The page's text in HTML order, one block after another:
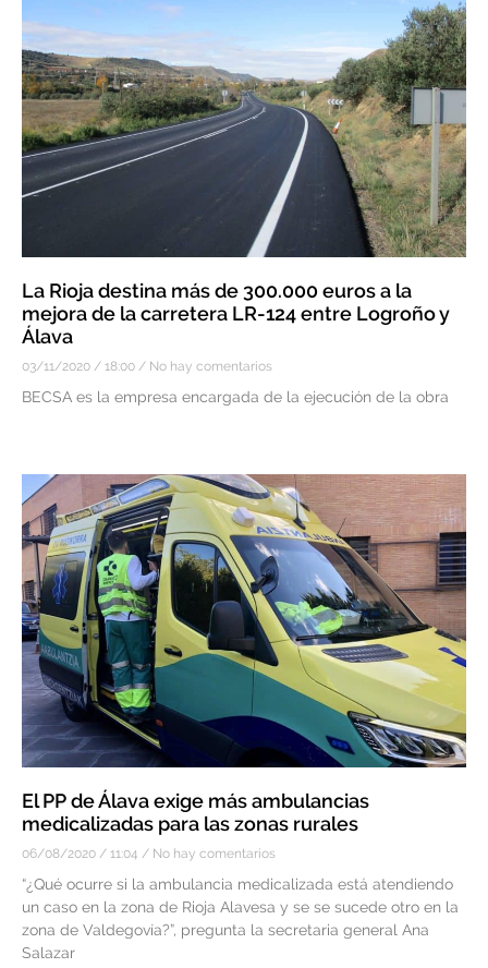
La Rioja destina más de 300.000 euros a la
mejora de la carretera LR-124 entre Logroño y
Álava
03/11/2020 18:00 No hay comentarios
BECSA es la empresa encargada de la ejecución de la obra
El PP de Álava exige más ambulancias
medicalizadas para las zonas rurales
06/08/2020 11:04 No hay comentarios
“¿Qué ocurre si la ambulancia medicalizada está atendiendo
un caso en la zona de Rioja Alavesa y se se sucede otro en la
zona de Valdegovía?”, pregunta la secretaria general Ana
Salazar